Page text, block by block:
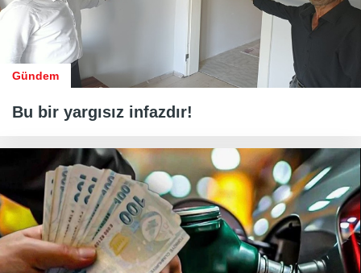
Gündem
Bu bir yargısız infazdır!